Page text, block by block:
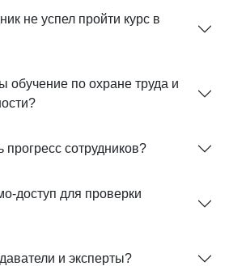
не успел пройти курс в
обучение по охране труда и
прогресс сотрудников?
доступ для проверки
и эксперты?